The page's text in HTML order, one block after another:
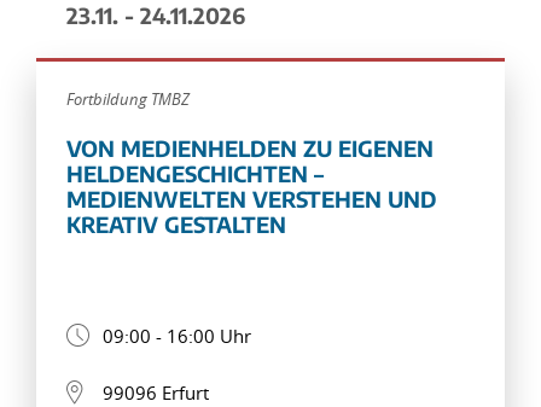
23.11. - 24.11.2026
Fortbildung TMBZ
VON MEDIENHELDEN ZU EIGENEN
HELDENGESCHICHTEN –
MEDIENWELTEN VERSTEHEN UND
KREATIV GESTALTEN
09:00 - 16:00 Uhr
99096 Erfurt